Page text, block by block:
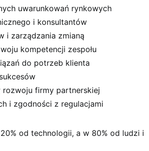
uwarunkowań rynkowych
i konsultantów
i zarządzania zmianą
kompetencji zespołu
do potrzeb klienta
firmy partnerskiej
i zgodności z regulacjami
od technologii, a w 80% od ludzi i